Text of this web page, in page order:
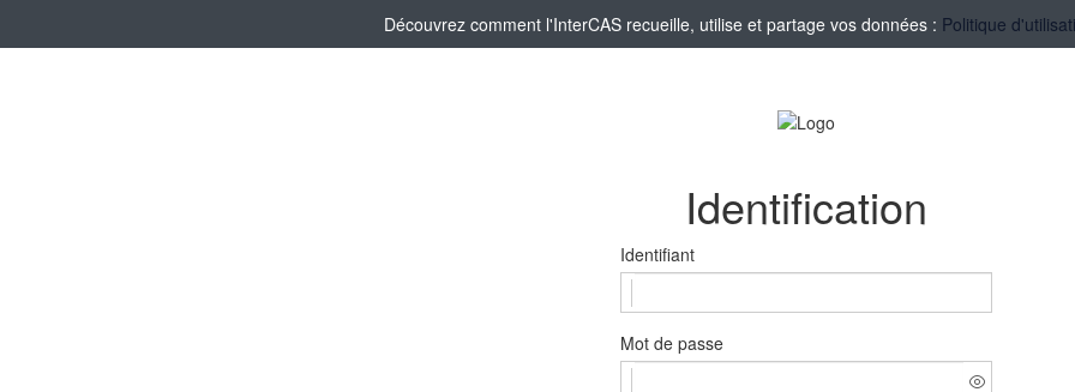
Découvrez comment l'InterCAS recueille, utilise et partage vos données : Politique
Identification
Identifiant
Mot de passe